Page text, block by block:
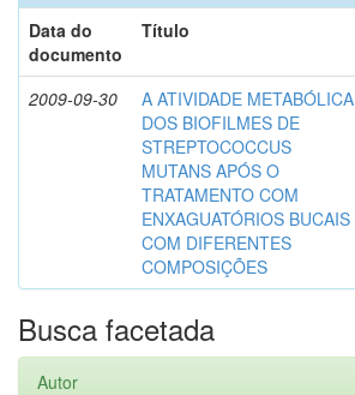
Data do
documento
Título
2009-09-30
A ATIVIDADE METABÓLICA
DOS BIOFILMES DE
STREPTOCOCCUS
MUTANS APÓS O
TRATAMENTO COM
ENXAGUATÓRIOS BUCAIS
COM DIFERENTES
COMPOSIÇÕES
Busca facetada
Autor